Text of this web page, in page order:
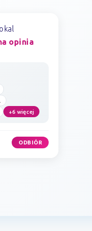
opinia
+6 więcej
ODBIÓR